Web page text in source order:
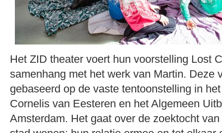
Het ZID theater voert hun voorstelling Lost
samenhang met het werk van Martin. Deze
gebaseerd op de vaste tentoonstelling in
Cornelis van Eesteren en het Algemeen
Amsterdam. Het gaat over de zoektocht